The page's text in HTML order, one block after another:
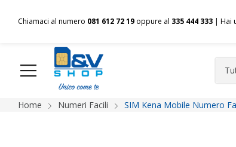
Chiamaci al numero 081 612 72 19 oppure al 335 444 333 | Hai
HOME Chi siamo Shop Spedizioni
Home Numeri Facili SIM Kena Mobile Numero